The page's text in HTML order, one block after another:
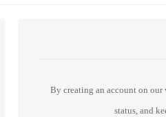
By creating an account on our
status, and